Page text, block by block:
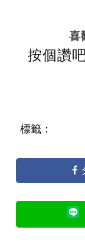
喜
按個讚
標籤：